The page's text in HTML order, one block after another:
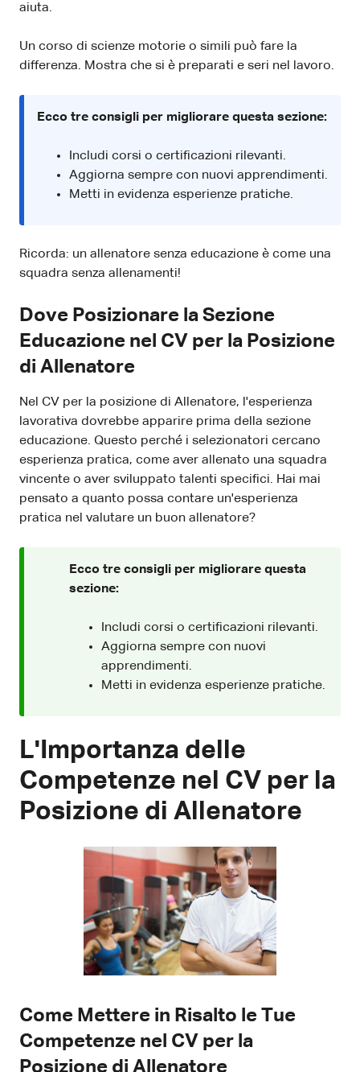
aiuta.
Un corso di scienze motorie o simili può fare la
differenza. Mostra che si è preparati e seri nel lavoro.
Ecco tre consigli per migliorare questa sezione:
Includi corsi o certificazioni rilevanti.
Aggiorna sempre con nuovi apprendimenti.
Metti in evidenza esperienze pratiche.
Ricorda: un allenatore senza educazione è come una
squadra senza allenamenti!
Dove Posizionare la Sezione
Educazione nel CV per la Posizione
di Allenatore
Nel CV per la posizione di Allenatore, l'esperienza
lavorativa dovrebbe apparire prima della sezione
educazione. Questo perché i selezionatori cercano
esperienza pratica, come aver allenato una squadra
vincente o aver sviluppato talenti specifici. Hai mai
pensato a quanto possa contare un'esperienza
pratica nel valutare un buon allenatore?
Ecco tre consigli per migliorare questa
sezione:
Includi corsi o certificazioni rilevanti.
Aggiorna sempre con nuovi
apprendimenti.
Metti in evidenza esperienze pratiche.
L'Importanza delle
Competenze nel CV per la
Posizione di Allenatore
Come Mettere in Risalto le Tue
Competenze nel CV per la
Posizione di Allenatore